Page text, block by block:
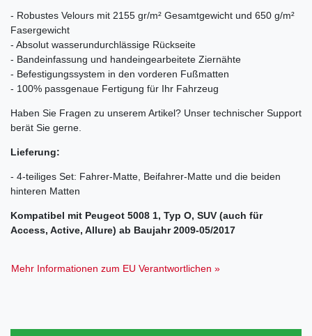
- Robustes Velours mit 2155 gr/m² Gesamtgewicht und 650 g/m²
Fasergewicht
- Absolut wasserundurchlässige Rückseite
- Bandeinfassung und handeingearbeitete Ziernähte
- Befestigungssystem in den vorderen Fußmatten
- 100% passgenaue Fertigung für Ihr Fahrzeug
Haben Sie Fragen zu unserem Artikel? Unser technischer Support
berät Sie gerne.
Lieferung:
- 4-teiliges Set: Fahrer-Matte, Beifahrer-Matte und die beiden
hinteren Matten
Kompatibel mit Peugeot 5008 1, Typ O, SUV (auch für
Access, Active, Allure) ab Baujahr 2009-05/2017
Mehr Informationen zum EU Verantwortlichen »